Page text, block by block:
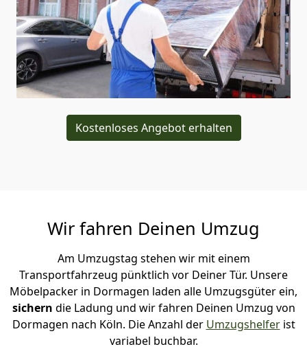
Kostenloses Angebot erhalten
Wir fahren Deinen Umzug
Am Umzugstag stehen wir mit einem
Transportfahrzeug pünktlich vor Deiner Tür. Unsere
Möbelpacker in Dormagen laden alle Umzugsgüter ein,
sichern die Ladung und wir fahren Deinen Umzug von
Dormagen nach Köln. Die Anzahl der Umzugshelferist
variabel buchbar.